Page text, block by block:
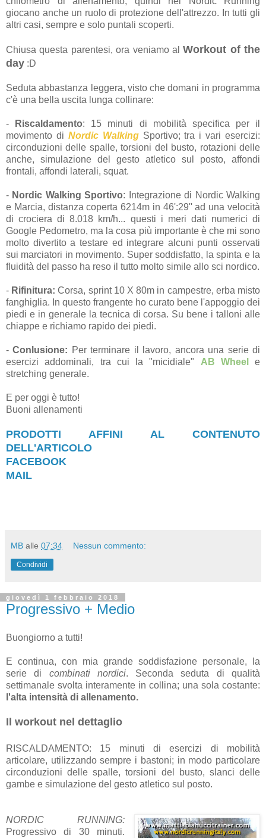
giocano anche un ruolo di protezione dell'attrezzo. In tutti gli
altri casi, sempre e solo puntali scoperti.
Chiusa questa parentesi, ora veniamo alWorkout of the
day :D
Seduta abbastanza leggera, visto che domani in programma
c'è una bella uscita lunga collinare:
- Riscaldamento: 15 minuti di mobilità specifica per il
movimento di Nordic WalkingSportivo; tra i vari esercizi:
circonduzioni delle spalle, torsioni del busto, rotazioni delle
anche, simulazione del gesto atletico sul posto, affondi
frontali, affondi laterali, squat.
- Nordic Walking Sportivo: Integrazione di Nordic Walking
e Marcia, distanza coperta 6214m in 46':29'' ad una velocità
di crociera di 8.018 km/h... questi i meri dati numerici di
Google Pedometro, ma la cosa più importante è che mi sono
molto divertito a testare ed integrare alcuni punti osservati
sui marciatori in movimento. Super soddisfatto, la spinta e la
fluidità del passo ha reso il tutto molto simile allo sci nordico.
- Rifinitura: Corsa, sprint 10 X 80m in campestre, erba misto
fanghiglia. In questo frangente ho curato bene l'appoggio dei
piedi e in generale la tecnica di corsa. Su bene i talloni alle
chiappe e richiamo rapido dei piedi.
-Conlusione: Per terminare il lavoro, ancora una serie di
esercizi addominali, tra cui la "micidiale" AB Wheel
e
stretching generale.
E per oggi è tutto!
Buoni allenamenti
PRODOTTI AFFINI AL CONTENUTO
DELL'ARTICOLO
FACEBOOK
MAIL
MB alle 07:34 Nessun commento:
Condividi
giovedì 1 febbraio 2018
Progressivo + Medio
Buongiorno a tutti!
E continua, con mia grande soddisfazione personale, la
serie di combinati nordici. Seconda seduta di qualità
settimanale svolta interamente in collina; una sola costante:
l'alta intensità di allenamento.
Il workout nel dettaglio
RISCALDAMENTO: 15 minuti di esercizi di mobilità
articolare, utilizzando sempre i bastoni; in modo particolare
circonduzioni delle spalle, torsioni del busto, slanci delle
gambe e simulazione del gesto atletico sul posto.
NORDIC RUNNING:
Progressivo di 30 minuti.